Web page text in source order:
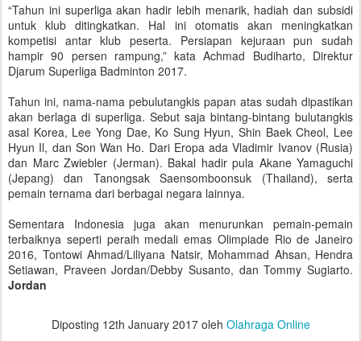
“Tahun ini superliga akan hadir lebih menarik, hadiah dan subsidi
untuk klub ditingkatkan. Hal ini otomatis akan meningkatkan
kompetisi antar klub peserta. Persiapan kejuraan pun sudah
hampir 90 persen rampung,” kata Achmad Budiharto, Direktur
Djarum Superliga Badminton 2017.
Tahun ini, nama-nama pebulutangkis papan atas sudah dipastikan
akan berlaga di superliga. Sebut saja bintang-bintang bulutangkis
asal Korea, Lee Yong Dae, Ko Sung Hyun, Shin Baek Cheol, Lee
Hyun Il, dan Son Wan Ho. Dari Eropa ada Vladimir Ivanov (Rusia)
dan Marc Zwiebler (Jerman). Bakal hadir pula Akane Yamaguchi
(Jepang) dan Tanongsak Saensomboonsuk (Thailand), serta
pemain ternama dari berbagai negara lainnya.
Sementara Indonesia juga akan menurunkan pemain-pemain
terbaiknya seperti peraih medali emas Olimpiade Rio de Janeiro
2016, Tontowi Ahmad/Liliyana Natsir, Mohammad Ahsan, Hendra
Setiawan, Praveen Jordan/Debby Susanto, dan Tommy Sugiarto.
Jordan
Diposting 12th January 2017oleh Olahraga Online